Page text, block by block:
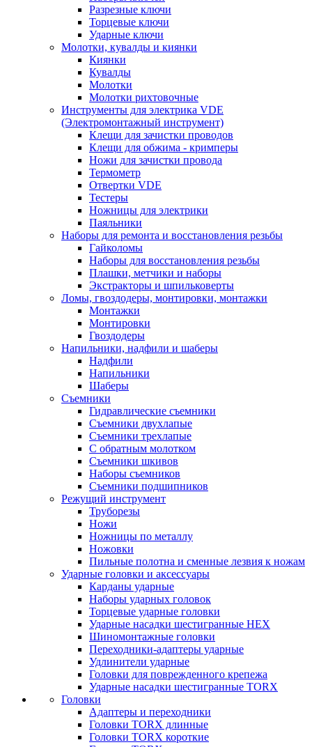
Разрезные ключи
Торцевые ключи
Ударные ключи
Молотки, кувалды и киянки
Киянки
Кувалды
Молотки
Молотки рихтовочные
Инструменты для электрика VDE
(Электромонтажный инструмент)
Клещи для зачистки проводов
Клещи для обжима - кримперы
Ножи для зачистки провода
Термометр
Отвертки VDE
Тестеры
Ножницы для электрики
Паяльники
Наборы для ремонта и восстановления резьбы
Гайколомы
Наборы для восстановления резьбы
Плашки, метчики и наборы
Экстракторы и шпильковерты
Ломы, гвоздодеры, монтировки, монтажки
Монтажки
Монтировки
Гвоздодеры
Напильники, надфили и шаберы
Надфили
Напильники
Шаберы
Съемники
Гидравлические съемники
Съемники двухлапые
Съемники трехлапые
С обратным молотком
Съемники шкивов
Наборы съемников
Съемники подшипников
Режущий инструмент
Труборезы
Ножи
Ножницы по металлу
Ножовки
Пильные полотна и сменные лезвия к ножам
Ударные головки и аксессуары
Карданы ударные
Наборы ударных головок
Торцевые ударные головки
Ударные насадки шестигранные HEX
Шиномонтажные головки
Переходники-адаптеры ударные
Удлинители ударные
Головки для поврежденного крепежа
Ударные насадки шестигранные TORX
Головки
Адаптеры и переходники
Головки TORX длинные
Головки TORX короткие